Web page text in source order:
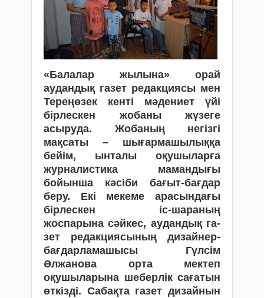
«Балалар жылына» орай
аудандық газет редакциясы мен
Тереңөзек кенті мәдениет үйі
бірлескен жобаны жүзеге
асыруда. Жобаның негіз­гі
мақсаты – шығармашылыққа
бейім, ынталы оқушыларға
журна­лис­тика ма­мандығы
бойынша кәсіби бағыт-бағдар
беру. Екі ме­кеме арасындағы
бірлескен іс-шараның
жоспарына сәйкес, ау­­дан­­­дық га­
зет редакциясының дизайнер-
бағдарламашысы Гүлсім
Әлжанова ор­­та мек­­теп
оқушыларына шеберлік сағатын
өткізді. Сабақта газет­ дизай­нын